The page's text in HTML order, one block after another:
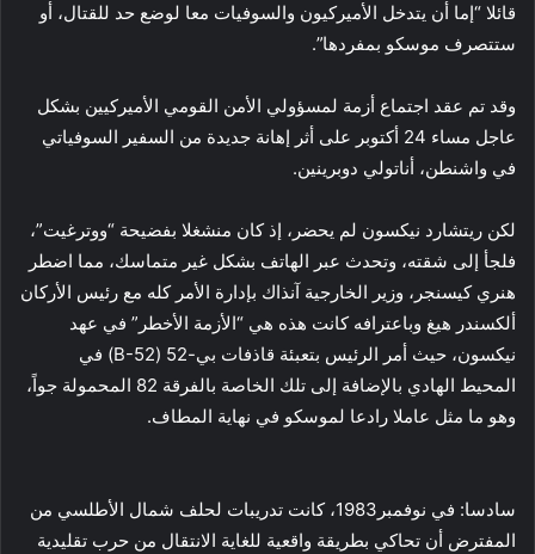
قائلا “إما أن يتدخل الأميركيون والسوفيات معا لوضع حد للقتال، أو
ستتصرف موسكو بمفردها”.
وقد تم عقد اجتماع أزمة لمسؤولي الأمن القومي الأميركيين بشكل
عاجل مساء 24 أكتوبر على أثر إهانة جديدة من السفير السوفياتي
في واشنطن، أناتولي دوبرينين.
لكن ريتشارد نيكسون لم يحضر، إذ كان منشغلا بفضيحة “ووترغيت”،
فلجأ إلى شقته، وتحدث عبر الهاتف بشكل غير متماسك، مما اضطر
هنري كيسنجر، وزير الخارجية آنذاك بإدارة الأمر كله مع رئيس الأركان
ألكسندر هيغ وباعترافه كانت هذه هي “الأزمة الأخطر” في عهد
نيكسون، حيث أمر الرئيس بتعبئة قاذفات بي-52 (B-52) في
المحيط الهادي بالإضافة إلى تلك الخاصة بالفرقة 82 المحمولة جواً،
وهو ما مثل عاملا رادعا لموسكو في نهاية المطاف.
سادسا: في نوفمبر1983، كانت تدريبات لحلف شمال الأطلسي من
المفترض أن تحاكي بطريقة واقعية للغاية الانتقال من حرب تقليدية